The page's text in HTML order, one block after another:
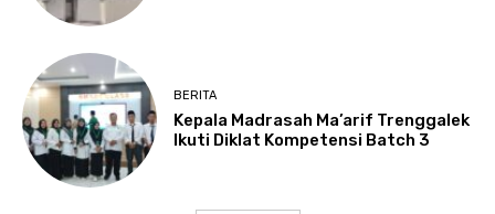
BERITA
Kepala Madrasah Ma’arif Trenggalek
Ikuti Diklat Kompetensi Batch 3